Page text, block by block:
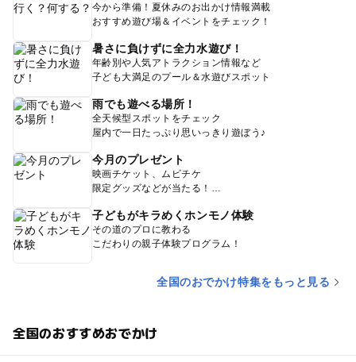
今から準備！夏休みのお出かけ情報満載
おすすめ遊び場＆イベントをチェック！
暑さに負けずに全力水遊び！
年齢別や人気アトラクション情報など
子ども大満足のプール＆水遊びスポット
雨でも遊べる場所！
全天候型スポットをチェック
屋内で一日たっぷり思いっきり遊ぼう♪
今月のプレゼント
映画チケット、ムビチケ
限定グッズなどが当たる！
子どもがキラめくホンモノ体験
その道のプロに教わる
こだわりの親子体験プログラム！
全国のおでかけ特集をもっと見る
全国のおすすめおでかけ